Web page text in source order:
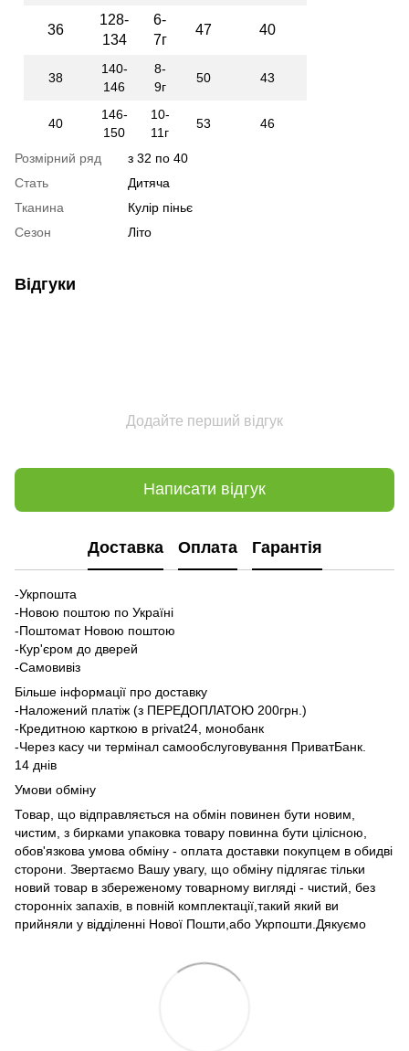
36
128-
134
6-
7г
47 40
38
140-
146
8-
9г
50 43
40
146-
150
10-
11г
53 46
Розмірний ряд
з 32 по 40
Стать
Дитяча
Тканина
Кулір піньє
Сезон
Літо
Відгуки
Додайте перший відгук
Написати відгук
Доставка Оплата Гарантія
-Укрпошта
-Новою поштою по Україні
-Поштомат Новою поштою
-Кур'єром до дверей
-Самовивіз
Більше інформації про доставку
-Наложений платіж (з ПЕРЕДОПЛАТОЮ 200грн.)
-Кредитною карткою в privat24, монобанк
-Через касу чи термінал самообслуговування ПриватБанк.
14 днів
Умови обміну
Товар, що відправляється на обмін повинен бути новим,
чистим, з бирками упаковка товару повинна бути цілісною,
обов'язкова умова обміну - оплата доставки покупцем в обидві
сторони. Звертаємо Вашу увагу, що обміну підлягає тільки
новий товар в збереженому товарному вигляді - чистий, без
сторонніх запахів, в повній комплектації,такий який ви
прийняли у відділенні Нової Пошти,або Укрпошти.Дякуємо